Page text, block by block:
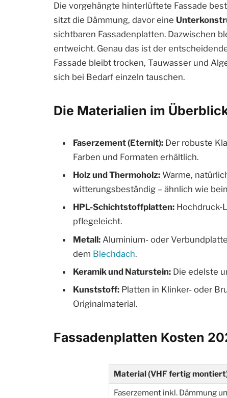
Die vorgehängte hinterlüftete Fassade
sitzt die Dämmung, davor eine
sichtbaren Fassadenplatten. Dazwischen
entweicht. Genau das ist der
Fassade bleibt trocken, Tauwasser und
sich bei Bedarf einzeln tauschen.
Die Materialien im
Faserzement (Eternit):Der robuste
Farben und Formaten erhältlich.
Holz und Thermoholz:Warme,
witterungsbeständig – ähnlich wie
HPL-Schichtstoffplatten:Hochdruck-
pflegeleicht.
Metall:Aluminium- oder
dem Blechdach.
Keramik und Naturstein:Die edelste
Kunststoff:Platten in Klinker- oder
Originalmaterial.
Fassadenplatten Kosten
Material (VHF fertig
Faserzement inkl. Dämmung